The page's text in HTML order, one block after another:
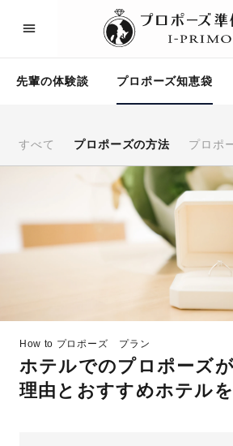
先輩の体験談 プロポーズ知恵袋
すべて プロポーズの方法 プロポ
How to プロポーズ プラン
ホテルでのプロポーズ
理由とおすすめホテル
プロポーズサポート
プロポーズ知恵袋 ア
プロポーズサポート
先輩の体験談